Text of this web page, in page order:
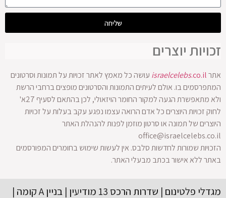
שליחה
זכויות יוצרים
אתר israelcelebs.co.il
עושה כל מאמץ לאתר זכויות על תמונות וסרטונים
המתפרסמים בו. אולם לעיתים התמונות והסרטונים מופצים ברחבי הרשת
ולא מתאפשרת הגעה למקור החומר הויזאולי, לכן בהתאם לסעיף 27א'
לחוק זכויות היוצרים כל אדם הרואה עצמו נפגע עקב בעלות על זכויות
היוצרים של תמונה או סרטון מוזמן לפנות להנהלת האתר
office@israelcelebs.co.il
הזכויות שמורות לחדשות סלבס. אין לעשות שימוש בחומרים המפורסמים
באתר ללא אישור בכתב מבעלי האתר.
מגדלי פלטינום | שדרות הרכס 13 מודיעין | בניין A קומה |